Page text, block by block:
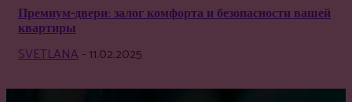
Премиум-двери: залог комфорта и безопасности вашей
квартиры
SVETLANA- 11.02.2025